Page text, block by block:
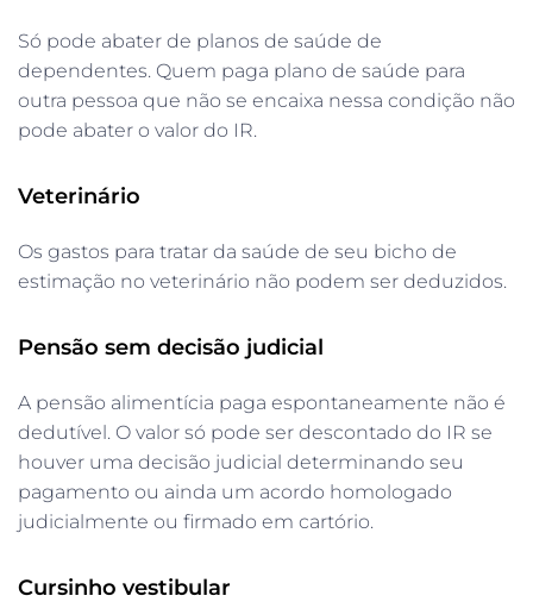
Só pode abater de planos de saúde de
dependentes. Quem paga plano de saúde para
outra pessoa que não se encaixa nessa condição não
pode abater o valor do IR.
Veterinário
Os gastos para tratar da saúde de seu bicho de
estimação no veterinário não podem ser deduzidos.
Pensão sem decisão judicial
A pensão alimentícia paga espontaneamente não é
dedutível. O valor só pode ser descontado do IR se
houver uma decisão judicial determinando seu
pagamento ou ainda um acordo homologado
judicialmente ou firmado em cartório.
Cursinho vestibular